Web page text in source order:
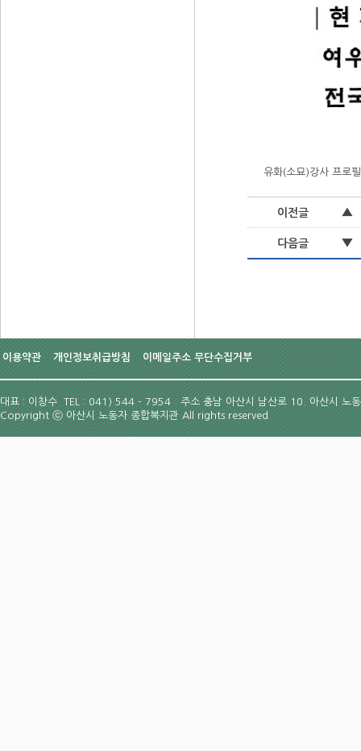
유화(소묘)강사 프로필
이전글 ▲
다음글 ▼
이용약관 개인정보취급방침 이메일주소 무단수집거부
대표 : 이창수 TEL : 041) 544 - 7954주소 충남 아산시 남산로 10. 아산시 노
Copyrightⓒ아산시 노동자 종합복지관 All rights reserved